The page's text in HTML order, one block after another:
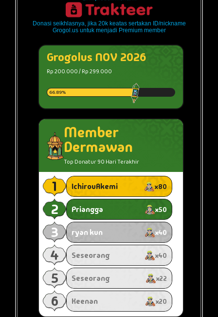
Donasi seikhlasnya, jika 20k keatas sertakan ID/nickname
Grogol.us untuk menjadi Premium member